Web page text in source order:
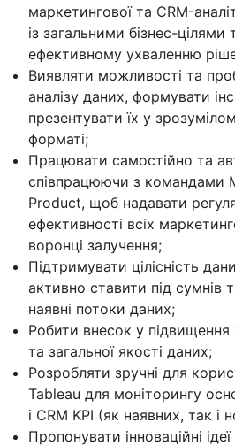
маркетингової та CRM-
із загальними бізнес-цілями
ефективному ухваленню
Виявляти можливості та
аналізу даних, формувати
презентувати їх у
форматі;
Працювати самостійно та
співпрацюючи з командами
Product, щоб надавати
ефективності всіх
воронці залучення;
Підтримувати цілісність
активно ставити під сумнів
наявні потоки даних;
Робити внесок у підвищення
та загальної якості даних;
Розробляти зручні для
Tableau для моніторингу
і CRM KPI (як наявних, так і
Пропонувати інноваційні